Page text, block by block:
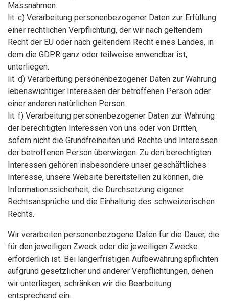
Massnahmen.
lit. c) Verarbeitung personenbezogener Daten zur Erfüllung
einer rechtlichen Verpflichtung, der wir nach geltendem
Recht der EU oder nach geltendem Recht eines Landes, in
dem die GDPR ganz oder teilweise anwendbar ist,
unterliegen.
lit. d) Verarbeitung personenbezogener Daten zur Wahrung
lebenswichtiger Interessen der betroffenen Person oder
einer anderen natürlichen Person.
lit. f) Verarbeitung personenbezogener Daten zur Wahrung
der berechtigten Interessen von uns oder von Dritten,
sofern nicht die Grundfreiheiten und Rechte und Interessen
der betroffenen Person überwiegen. Zu den berechtigten
Interessen gehören insbesondere unser geschäftliches
Interesse, unsere Website bereitstellen zu können, die
Informationssicherheit, die Durchsetzung eigener
Rechtsansprüche und die Einhaltung des schweizerischen
Rechts.
Wir verarbeiten personenbezogene Daten für die Dauer, die
für den jeweiligen Zweck oder die jeweiligen Zwecke
erforderlich ist. Bei längerfristigen Aufbewahrungspflichten
aufgrund gesetzlicher und anderer Verpflichtungen, denen
wir unterliegen, schränken wir die Bearbeitung
entsprechend ein.